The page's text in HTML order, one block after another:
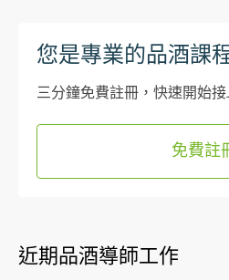
您是專業的品酒課
三分鐘免費註冊，快速開始接
免費註
近期品酒導師工作